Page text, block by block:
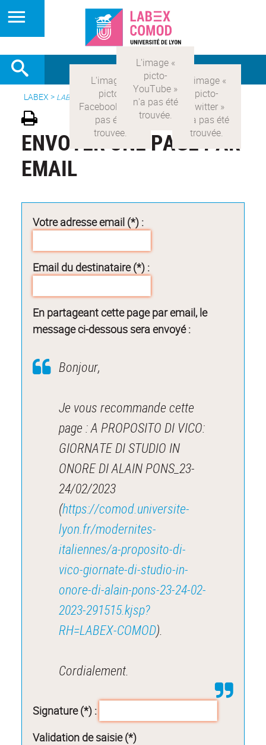
LABEX > LABEX COMOD
ENVOYER UNE PAGE PAR
EMAIL
Votre adresse email (*) :
Email du destinataire (*) :
En partageant cette page par email, le
message ci-dessous sera envoyé :
Bonjour,
Je vous recommande cette
page : A PROPOSITO DI VICO:
GIORNATE DI STUDIO IN
ONORE DI ALAIN PONS_23-
24/02/2023
(https://comod.universite-
lyon.fr/modernites-
italiennes/a-proposito-di-
vico-giornate-di-studio-in-
onore-di-alain-pons-23-24-02-
2023-291515.kjsp?
RH=LABEX-COMOD).
Cordialement.
Signature (*) :
Validation de saisie (*)